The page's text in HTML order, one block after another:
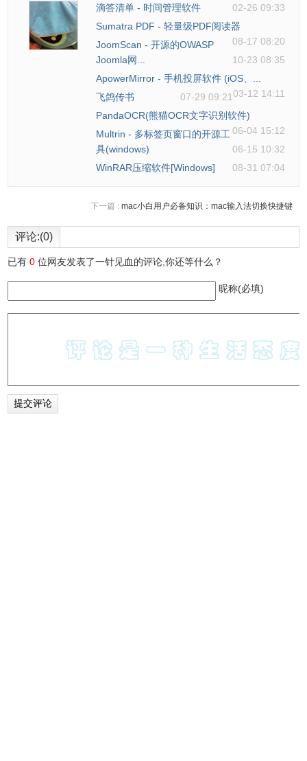
1、比如说你在家安装了Wireshark，但家用环境下没有感兴
2、打开一个抓取文件相当简单，在主界面上点击Open并浏
览文件即可。也可以在Wireshark里保存自己的抓包文件并稍
后打开。
滴答清单 - 时间管理软件
02-26 09:33
Sumatra PDF - 轻量级PDF阅读器
08-17 08:20
JoomScan - 开源的OWASP
Joomla网...
10-23 08:35
ApowerMirror - 手机投屏软件 (iOS、...
03-12 14:11
飞鸽传书
07-29 09:21
PandaOCR(熊猫OCR文字识别软件)
06-04 15:12
Multrin - 多标签页窗口的开源工
具(windows)
06-15 10:32
WinRAR压缩软件[Windows]
08-31 07:04
下一篇 : mac小白用户必备知识：mac输入法切换快捷键
评论:(0)
已有0 位网友发表了一针见血的评论,你还等什么？
昵称(必填)